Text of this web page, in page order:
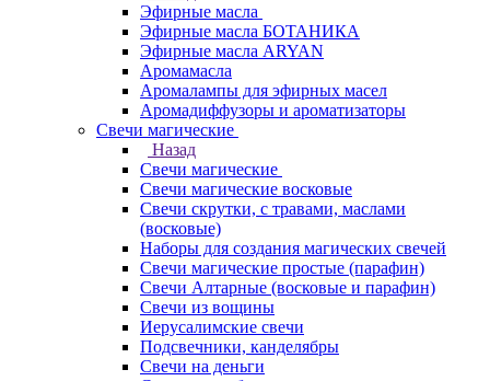
Эфирные масла
Эфирные масла БОТАНИКА
Эфирные масла ARYAN
Аромамасла
Аромалампы для эфирных масел
Аромадиффузоры и ароматизаторы
Свечи магические
Назад
Свечи магические
Свечи магические восковые
Свечи скрутки, с травами, маслами
(восковые)
Наборы для создания магических свечей
Свечи магические простые (парафин)
Свечи Алтарные (восковые и парафин)
Свечи из вощины
Иерусалимские свечи
Подсвечники, канделябры
Свечи на деньги